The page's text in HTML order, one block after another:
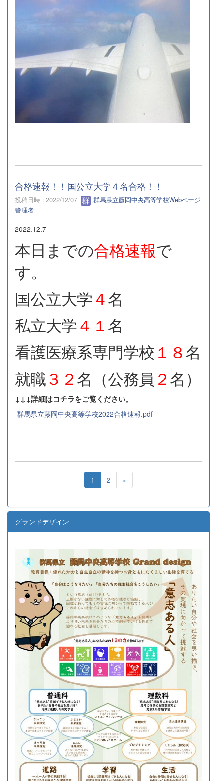
合格速報！！国公立大学４名合格！！
投稿日時 : 2022/12/07
群馬県立藤岡中央高等学校Webページ
管理者
2022.12.7
本日までの合格速報で
す。
国公立大学４名
私立大学４１名
看護医療系専門学校 １８名
就職３２名（公務員 ２名）
↓↓↓詳細はコチラをご覧ください。
群馬県立藤岡中央高等学校2022合格速報.pdf
1 2 »
グランドデザイン